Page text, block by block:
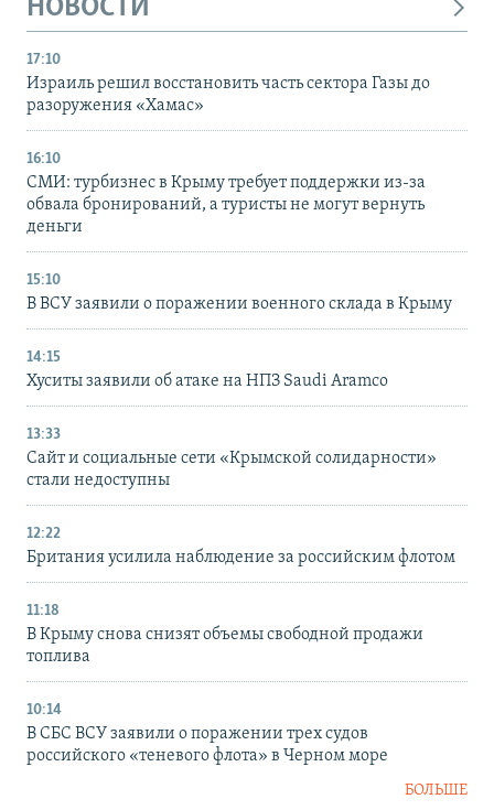
НОВОСТИ
17:10
Израиль решил восстановить часть сектора Газы до
разоружения «Хамас»
16:10
СМИ: турбизнес в Крыму требует поддержки из-за
обвала бронирований, а туристы не могут вернуть
деньги
15:10
В ВСУ заявили о поражении военного склада в Крыму
14:15
Хуситы заявили об атаке на НПЗ Saudi Aramco
13:33
Сайт и социальные сети «Крымской солидарности»
стали недоступны
12:22
Британия усилила наблюдение за российским флотом
11:18
В Крыму снова снизят объемы свободной продажи
топлива
10:14
В СБС ВСУ заявили о поражении трех судов
российского «теневого флота» в Черном море
БОЛЬШЕ